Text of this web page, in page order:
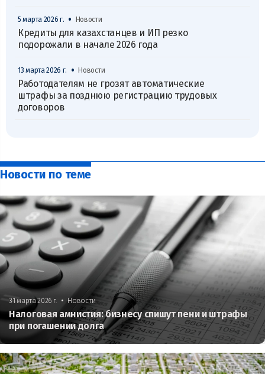
5 марта 2026 г. • Новости
Кредиты для казахстанцев и ИП резко
подорожали в начале 2026 года
13 марта 2026 г. • Новости
Работодателям не грозят автоматические
штрафы за позднюю регистрацию трудовых
договоров
Новости по теме
31 марта 2026 г. • Новости
Налоговая амнистия: бизнесу спишут пени и штрафы
при погашении долга